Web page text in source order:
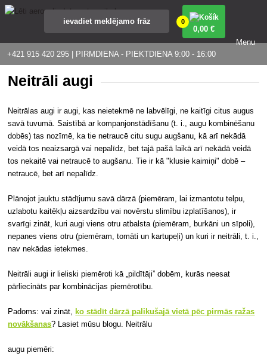
+421 915 420 295 | PIRMDIENA - PIEKTDIENA 9:00 - 16:00
0
0,00 €
Menu
Neitrāli augi
Neitrālas augi ir augi, kas neietekmē ne labvēlīgi, ne kaitīgi citus augus
savā tuvumā. Saistībā ar kompanjonstādīšanu (t. i., augu kombinēšanu
dobēs) tas nozīmē, ka tie netraucē citu sugu augšanu, kā arī nekādā
veidā tos neaizsargā vai nepalīdz, bet tajā pašā laikā arī nekādā veidā
tos nekaitē vai netraucē to augšanu. Tie ir kā "klusie kaimiņi" dobē –
netraucē, bet arī nepalīdz.
Plānojot jauktu stādījumu savā dārzā (piemēram, lai izmantotu telpu,
uzlabotu kaitēkļu aizsardzību vai novērstu slimību izplatīšanos), ir
svarīgi zināt, kuri augi viens otru atbalsta (piemēram, burkāni un sīpoli),
nepanes viens otru (piemēram, tomāti un kartupeļi) un kuri ir neitrāli, t. i.,
nav nekādas ietekmes.
Neitrāli augi ir lieliski piemēroti kā „pildītāji” dobēm, kurās neesat
pārliecināts par kombinācijas piemērotību.
Padoms: vai zināt,
ko stādīt dārzā palikušajā vietā pēc pirmās ražas
novākšanas? Lasiet mūsu blogu. Neitrālu
augu piemēri: